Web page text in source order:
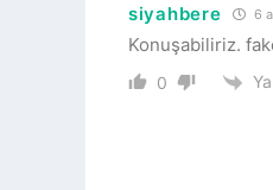
siyahbere 6
Konuşabiliriz.
0